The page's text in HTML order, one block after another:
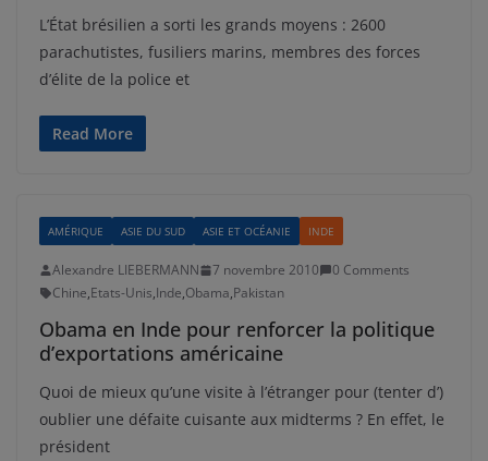
L’État brésilien a sorti les grands moyens : 2600
parachutistes, fusiliers marins, membres des forces
d’élite de la police et
Read More
AMÉRIQUE ASIE DU SUD ASIE ET OCÉANIE INDE
Alexandre LIEBERMANN 7 novembre 2010
0 Comments
Chine,Etats-Unis,Inde,Obama,Pakistan
Obama en Inde pour renforcer la politique
d’exportations américaine
Quoi de mieux qu’une visite à l’étranger pour (tenter d’)
oublier une défaite cuisante aux midterms ? En effet, le
président